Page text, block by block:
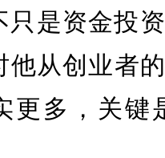
只是资金投
他从创业者
更多，关键